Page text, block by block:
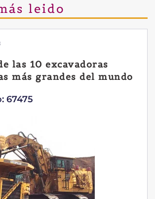
leido
las 10 excavadoras
más grandes del mundo
67475